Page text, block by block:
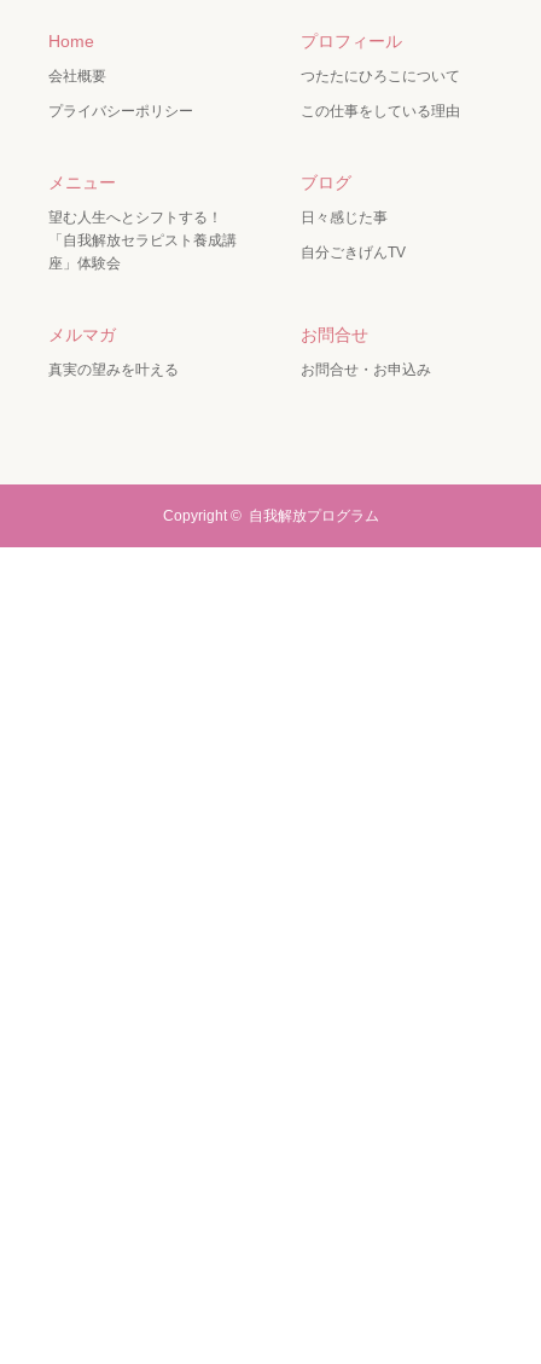
Home
会社概要
プライバシーポリシー
プロフィール
つたたにひろこについて
この仕事をしている理由
メニュー
望む人生へとシフトする！
「自我解放セラピスト養成講
座」体験会
ブログ
日々感じた事
自分ごきげんTV
メルマガ
真実の望みを叶える
お問合せ
お問合せ・お申込み
Copyright © 自我解放プログラム